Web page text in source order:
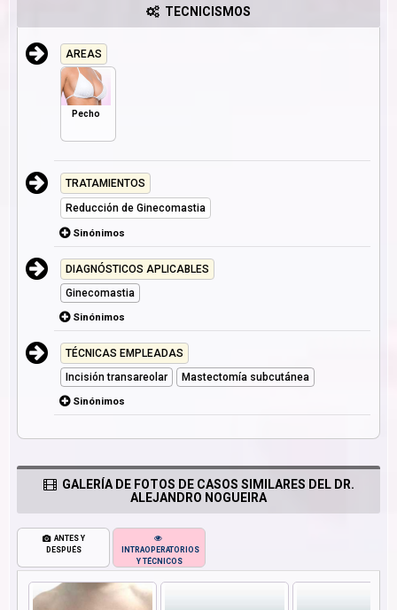
TECNICISMOS
AREAS
Pecho
TRATAMIENTOS
Reducción de Ginecomastia
Sinónimos
DIAGNÓSTICOS APLICABLES
Ginecomastia
Sinónimos
TÉCNICAS EMPLEADAS
Incisión transareolar
Mastectomía subcutánea
Sinónimos
GALERÍA DE FOTOS DE CASOS SIMILARES DEL DR.
ALEJANDRO NOGUEIRA
ANTES Y
DESPUÉS
INTRAOPERATORIOS
Y TÉCNICOS